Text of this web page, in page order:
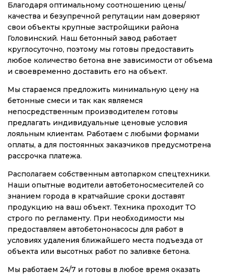
Благодаря оптимальному соотношению цены/
качества и безупречной репутации нам доверяют
свои объекты крупные застройщики района
Головинский. Наш бетонный завод работает
круглосуточно, поэтому мы готовы предоставить
любое количество бетона вне зависимости от объема
и своевременно доставить его на объект.
Мы стараемся предложить минимальную цену на
бетонные смеси и так как являемся
непосредственным производителем готовы
предлагать индивидуальные ценовые условия
лояльным клиентам. Работаем с любыми формами
оплаты, а для постоянных заказчиков предусмотрена
рассрочка платежа.
Располагаем собственным автопарком спецтехники.
Наши опытные водители автобетоносмесителей со
знанием города в кратчайшие сроки доставят
продукцию на ваш объект. Техника проходит ТО
строго по регламенту. При необходимости мы
предоставляем автобетононасосы для работ в
условиях удаления ближайшего места подъезда от
объекта или высотных работ по заливке бетона.
Мы работаем 24/7 и готовы в любое время оказать